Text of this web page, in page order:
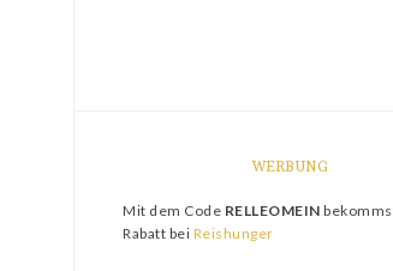
WERBUNG
Mit dem Code RELLEOMEIN
Rabatt bei Reishunger